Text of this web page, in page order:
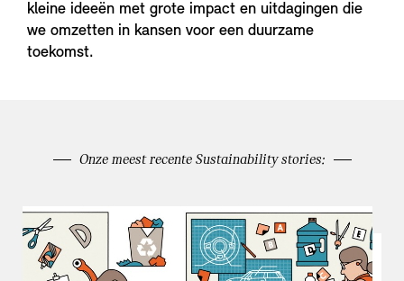
kleine ideeën met grote impact en uitdagingen die
we omzetten in kansen voor een duurzame
toekomst.
Onze meest recente Sustainability stories: